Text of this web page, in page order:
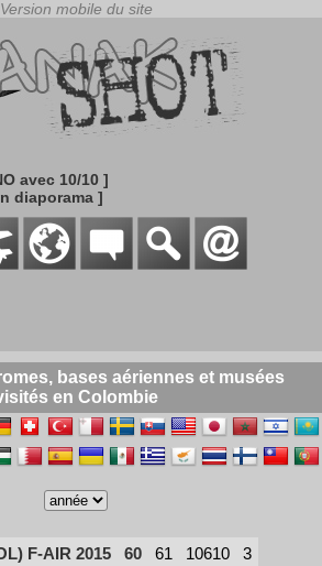
avec 10/10 ]
diaporama ]
bases aériennes et musées
en Colombie
F-AIR 2015 60 61 10610
3